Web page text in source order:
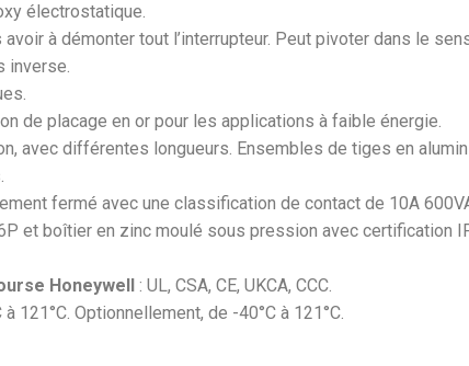
électrostatique.
à démonter tout l’interrupteur. Peut pivoter dans le
inverse.
de placage en or pour les applications à faible énergie.
avec différentes longueurs. Ensembles de tiges en
fermé avec une classification de contact de 10A
et boîtier en zinc moulé sous pression avec certification
Honeywell : UL, CSA, CE, UKCA, CCC.
121°C. Optionnellement, de -40°C à 121°C.